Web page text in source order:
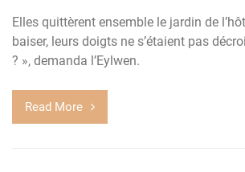
Elles quittèrent ensemble le jardin de
baiser, leurs doigts ne s’étaient pas
? », demanda l’Eylwen.
Read More